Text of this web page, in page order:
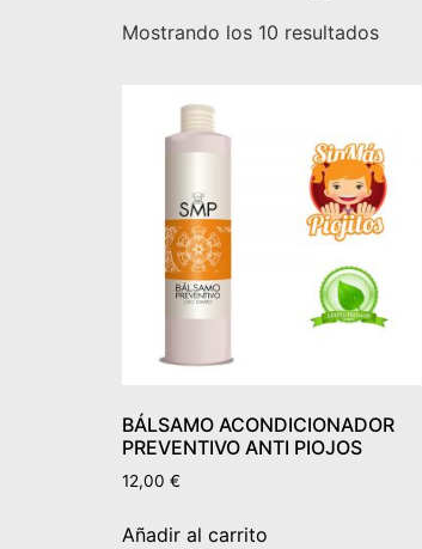
Mostrando los 10 resultados
BÁLSAMO ACONDICIONADOR
PREVENTIVO ANTI PIOJOS
12,00 €
Añadir al carrito